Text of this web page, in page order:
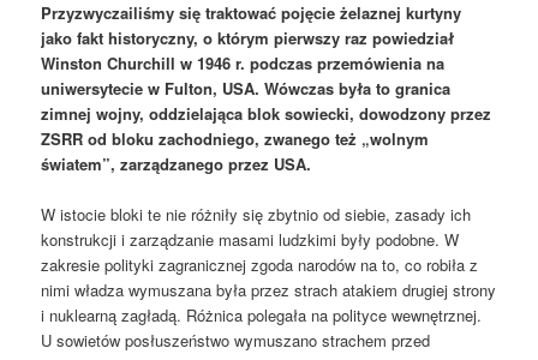
Przyzwyczailiśmy się traktować pojęcie żelaznej kurtyny
jako fakt historyczny, o którym pierwszy raz powiedział
Winston Churchill w 1946 r. podczas przemówienia na
uniwersytecie w Fulton, USA. Wówczas była to granica
zimnej wojny, oddzielająca blok sowiecki, dowodzony przez
ZSRR od bloku zachodniego, zwanego też „wolnym
światem”, zarządzanego przez USA.
W istocie bloki te nie różniły się zbytnio od siebie, zasady ich
konstrukcji i zarządzanie masami ludzkimi były podobne. W
zakresie polityki zagranicznej zgoda narodów na to, co robiła z
nimi władza wymuszana była przez strach atakiem drugiej strony
i nuklearną zagładą. Różnica polegała na polityce wewnętrznej.
U sowietów posłuszeństwo wymuszano strachem przed